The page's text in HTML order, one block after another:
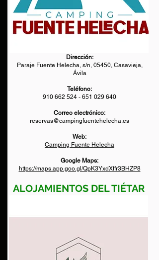
Dirección:
Paraje Fuente Helecha, s/n, 05450, Casavieja,
Ávila
Teléfono:
910 662 524 - 651 029 640
Correo electrónico:
reservas@campingfuentehelecha.es
Web:
Camping Fuente Helecha
Google Maps:
https://maps.app.goo.gl/QpK3YxdXffr3BHZP8
ALOJAMIENTOS DEL TIÉTAR